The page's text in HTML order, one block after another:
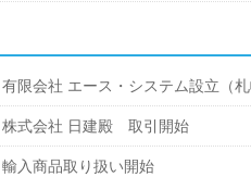
有限会社 エース・システム設立（
株式会社 日建殿 取引開始
輸入商品取り扱い開始